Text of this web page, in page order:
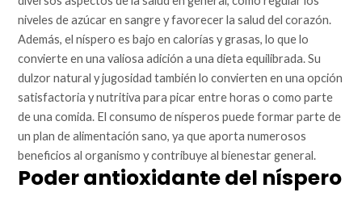
niveles de azúcar en sangre y favorecer la salud del corazón.
Además, el níspero es bajo en calorías y grasas, lo que lo
convierte en una valiosa adición a una dieta equilibrada. Su
dulzor natural y jugosidad también lo convierten en una opción
satisfactoria y nutritiva para picar entre horas o como parte
de una comida. El consumo de nísperos puede formar parte de
un plan de alimentación sano, ya que aporta numerosos
beneficios al organismo y contribuye al bienestar general.
Poder antioxidante del níspero